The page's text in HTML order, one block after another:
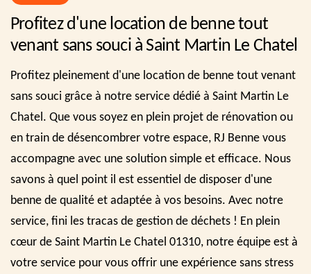
Profitez d'une location de benne tout
venant sans souci à Saint Martin Le Chatel
Profitez pleinement d'une location de benne tout venant
sans souci grâce à notre service dédié à Saint Martin Le
Chatel. Que vous soyez en plein projet de rénovation ou
en train de désencombrer votre espace, RJ Benne vous
accompagne avec une solution simple et efficace. Nous
savons à quel point il est essentiel de disposer d'une
benne de qualité et adaptée à vos besoins. Avec notre
service, fini les tracas de gestion de déchets ! En plein
cœur de Saint Martin Le Chatel 01310, notre équipe est à
votre service pour vous offrir une expérience sans stress